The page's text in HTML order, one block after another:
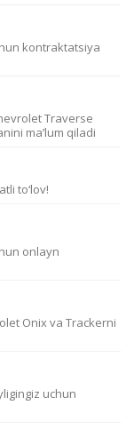
kontraktatsiya
Traverse
ma’lum qiladi
to‘lov!
onlayn
Onix va Trackerni
uchun